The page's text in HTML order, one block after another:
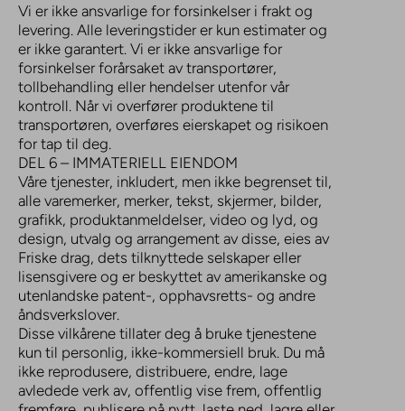
Vi er ikke ansvarlige for forsinkelser i frakt og
levering. Alle leveringstider er kun estimater og
er ikke garantert. Vi er ikke ansvarlige for
forsinkelser forårsaket av transportører,
tollbehandling eller hendelser utenfor vår
kontroll. Når vi overfører produktene til
transportøren, overføres eierskapet og risikoen
for tap til deg.
DEL 6 – IMMATERIELL EIENDOM
Våre tjenester, inkludert, men ikke begrenset til,
alle varemerker, merker, tekst, skjermer, bilder,
grafikk, produktanmeldelser, video og lyd, og
design, utvalg og arrangement av disse, eies av
Friske drag, dets tilknyttede selskaper eller
lisensgivere og er beskyttet av amerikanske og
utenlandske patent-, opphavsretts- og andre
åndsverkslover.
Disse vilkårene tillater deg å bruke tjenestene
kun til personlig, ikke-kommersiell bruk. Du må
ikke reprodusere, distribuere, endre, lage
avledede verk av, offentlig vise frem, offentlig